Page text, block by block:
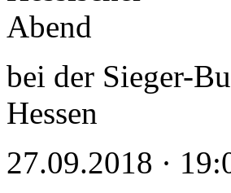
bei der Sieger-
Hessen
27.09.2018 ·